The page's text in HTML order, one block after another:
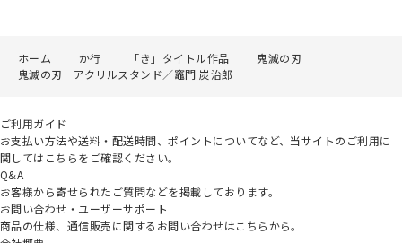
ホーム か行 「き」タイトル作品
鬼滅の刃
鬼滅の刃 アクリルスタンド／竈門 炭治郎
ご利用ガイド
お支払い方法や送料・配送時間、ポイントについてなど、当サイトのご利用に
関してはこちらをご確認ください。
Q&A
お客様から寄せられたご質問などを掲載しております。
お問い合わせ・ユーザーサポート
商品の仕様、通信販売に関するお問い合わせはこちらから。